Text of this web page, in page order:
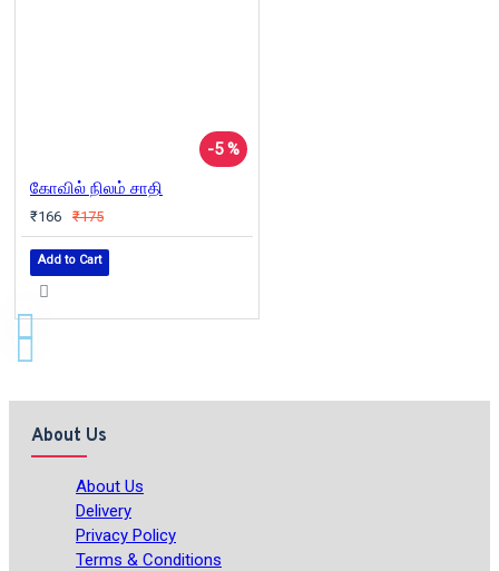
-5 %
கோவில் நிலம் சாதி
₹166 ₹175
Add to Cart
About Us
About Us
Delivery
Privacy Policy
Terms & Conditions